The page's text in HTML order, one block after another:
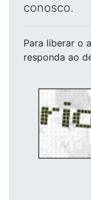
conosco.
Para liberar o
responda ao